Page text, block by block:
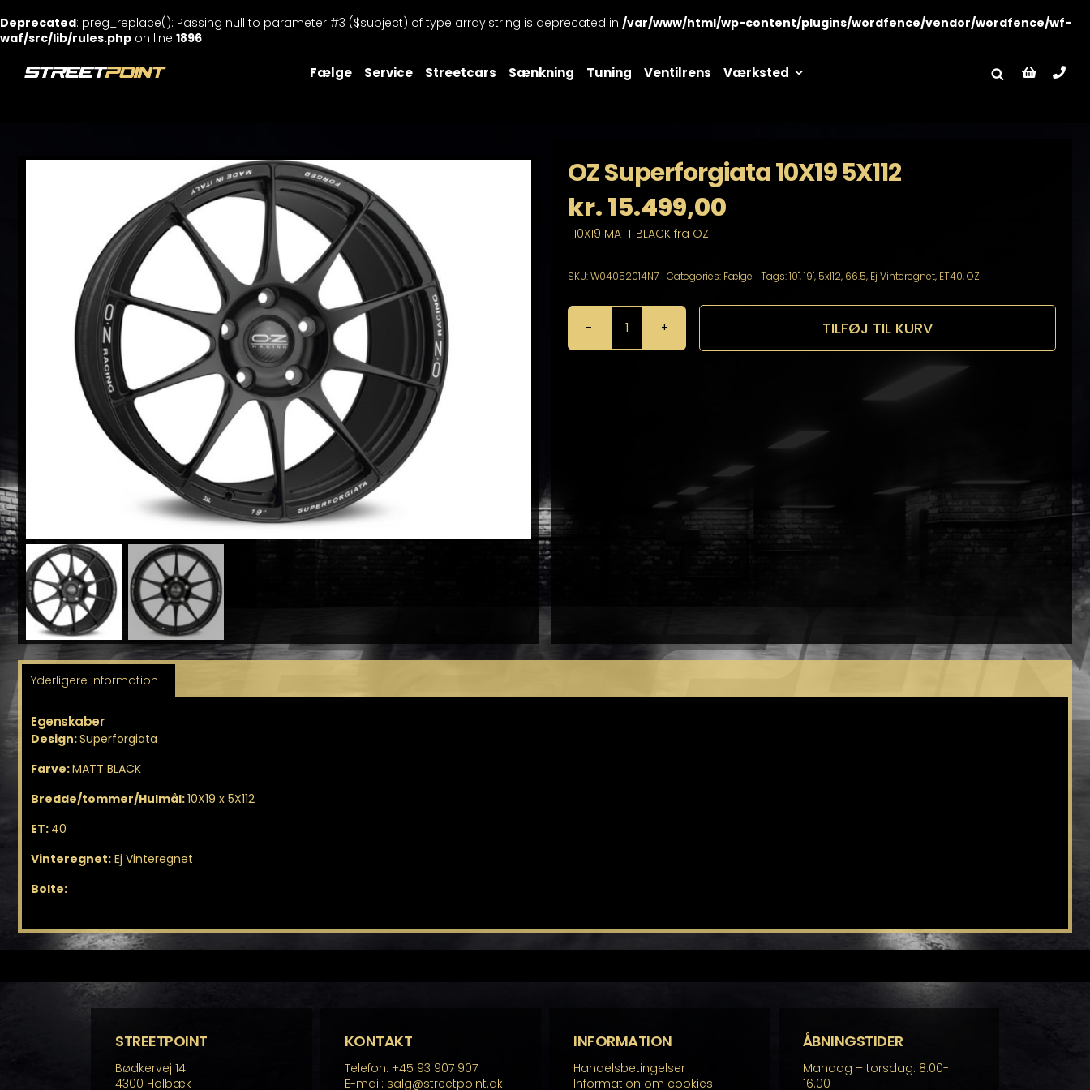
Deprecated: preg_replace(): Passing null to parameter #3 ($subject) of type array|string is deprecated in /var/www/html/wp-content/plugins/wordfence/vendor/wordfence/wf-
waf/src/lib/rules.php on line 1896
Fælge Service Streetcars Sænkning Tuning Ventilrens Værksted
OZ Superforgiata 10X19 5X112
kr.15.499,00
i 10X19 MATT BLACK fra OZ
SKU:W04052014N7 Categories: Fælge Tags:10",19", 5x112, 66.5, Ej Vinteregnet, ET40,OZ
OZ
Superforgiata
TILFØJ TIL KURV
Yderligere information
Egenskaber
Design:Superforgiata
Farve:MATT BLACK
Bredde/tommer/Hulmål:10X19 x 5X112
ET: 40
Vinteregnet: Ej Vinteregnet
Bolte:
STREETPOINT
Bødkervej 14
4300 Holbæk
KONTAKT
Telefon: +45 93 907 907
E-mail: salg@streetpoint.dk
INFORMATION
Handelsbetingelser
Information om cookies
ÅBNINGSTIDER
Mandag – torsdag: 8.00-
16.00